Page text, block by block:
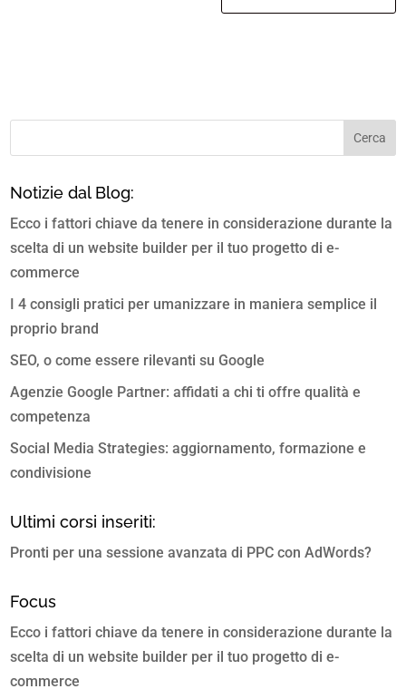
Notizie dal Blog:
Ecco i fattori chiave da tenere in considerazione durante la
scelta di un website builder per il tuo progetto di e-
commerce
I 4 consigli pratici per umanizzare in maniera semplice il
proprio brand
SEO, o come essere rilevanti su Google
Agenzie Google Partner: affidati a chi ti offre qualità e
competenza
Social Media Strategies: aggiornamento, formazione e
condivisione
Ultimi corsi inseriti:
Pronti per una sessione avanzata di PPC con AdWords?
Focus
Ecco i fattori chiave da tenere in considerazione durante la
scelta di un website builder per il tuo progetto di e-
commerce